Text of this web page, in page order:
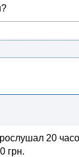
20
грн.